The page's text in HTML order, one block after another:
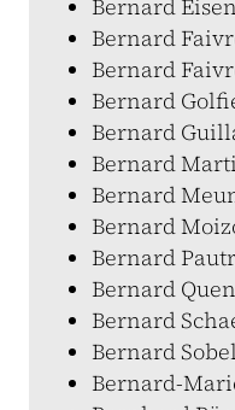
Bernard
Bernard
Bernard
Bernard
Bernard
Bernard
Bernard
Bernard
Bernard
Bernard
Bernard
Bernard
Bernard-